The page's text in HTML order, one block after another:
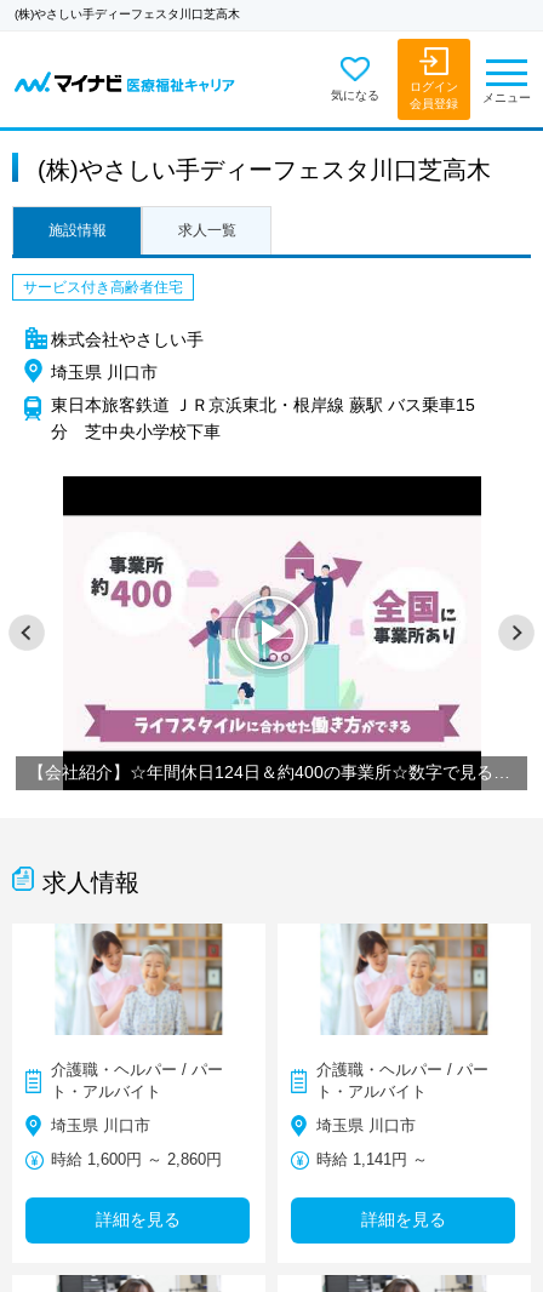
(株)やさしい手ディーフェスタ川口芝高木
気になる
ログイン
会員登録
メニュー
(株)やさしい手ディーフェスタ川口芝高木
施設情報 求人一覧
サービス付き高齢者住宅
株式会社やさしい手
埼玉県 川口市
東日本旅客鉄道 ＪＲ京浜東北・根岸線 蕨駅 バス乗車15
分 芝中央小学校下車
求人情報
介護職・ヘルパー / パー
ト・アルバイト
埼玉県 川口市
時給 1,600円 ～ 2,860円
詳細を見る
介護職・ヘルパー / パー
ト・アルバイト
埼玉県 川口市
時給 1,141円 ～
詳細を見る